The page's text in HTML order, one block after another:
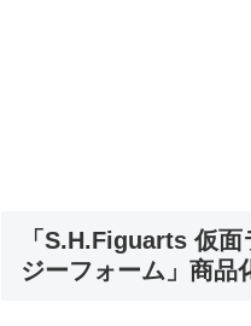
「S.H.Figuarts 仮
ジーフォーム」商品